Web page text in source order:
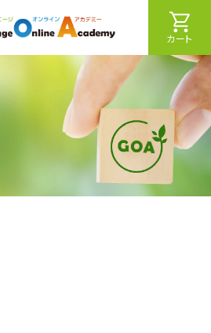
カート